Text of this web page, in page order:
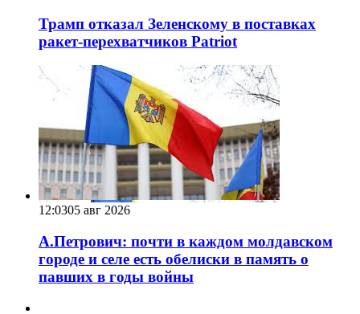
Трамп отказал Зеленскому в поставках
ракет-перехватчиков Patriot
12:0305 авг 2026
А.Петрович: почти в каждом молдавском
городе и селе есть обелиски в память о
павших в годы войны